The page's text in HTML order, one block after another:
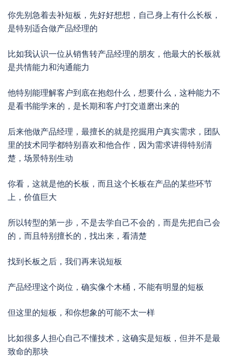
你先别急着去补短板，先好好想想，自己身上有什么长板，
是特别适合做产品经理的
比如我认识一位从销售转产品经理的朋友，他最大的长板就
是共情能力和沟通能力
他特别能理解客户到底在抱怨什么，想要什么，这种能力不
是看书能学来的，是长期和客户打交道磨出来的
后来他做产品经理，最擅长的就是挖掘用户真实需求，团队
里的技术同学都特别喜欢和他合作，因为需求讲得特别清
楚，场景特别生动
你看，这就是他的长板，而且这个长板在产品的某些环节
上，价值巨大
所以转型的第一步，不是去学自己不会的，而是先把自己会
的，而且特别擅长的，找出来，看清楚
找到长板之后，我们再来说短板
产品经理这个岗位，确实像个木桶，不能有明显的短板
但这里的短板，和你想象的可能不太一样
比如很多人担心自己不懂技术，这确实是短板，但并不是最
致命的那块